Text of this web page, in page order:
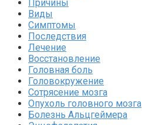
Причины
Виды
Симптомы
Последствия
Лечение
Восстановление
Головная боль
Головокружение
Сотрясение мозга
Опухоль головного мозга
Болезнь Альцгеймера